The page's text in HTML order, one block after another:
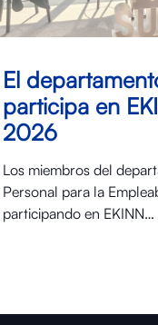
El
participa en
2026
Los miembros del
Personal para la
participando en EKINN…